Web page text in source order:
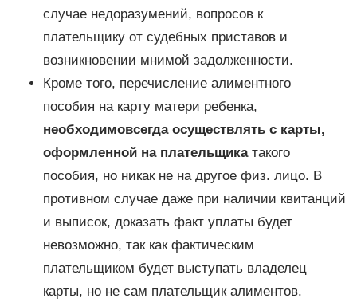
случае недоразумений, вопросов к
плательщику от судебных приставов и
возникновении мнимой задолженности.
Кроме того, перечисление алиментного
пособия на карту матери ребенка,
необходимовсегда осуществлять с карты,
оформленной на плательщикатакого
пособия, но никак не на другое физ. лицо. В
противном случае даже при наличии квитанций
и выписок, доказать факт уплаты будет
невозможно, так как фактическим
плательщиком будет выступать владелец
карты, но не сам плательщик алиментов.